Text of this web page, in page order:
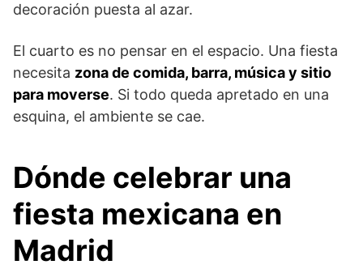
decoración puesta al azar.
El cuarto es no pensar en el espacio. Una fiesta
necesita zona de comida, barra, música y sitio
para moverse. Si todo queda apretado en una
esquina, el ambiente se cae.
Dónde celebrar una
fiesta mexicana en
Madrid